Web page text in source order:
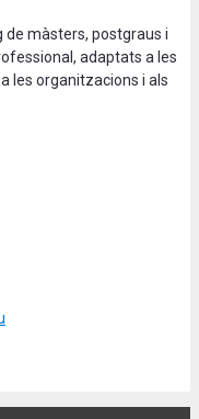
de màsters, postgraus i
adaptats a les
les organitzacions i als